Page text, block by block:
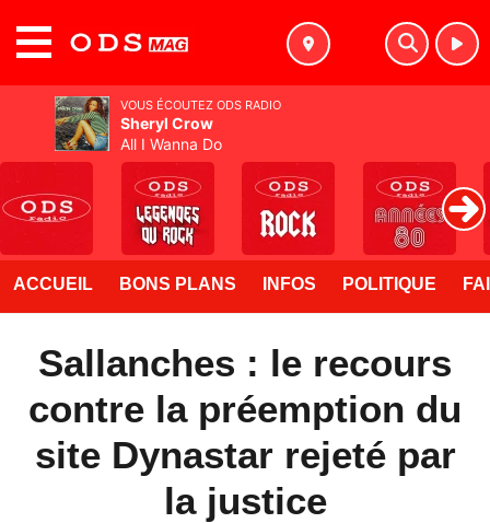
ACCUEIL BONS PLANS INFOS POLITIQUE
Sallanches : le recours
contre la préemption du
site Dynastar rejeté par
la justice
VOUS ÉCOUTEZ ODS RADIO
Sheryl Crow
All I Wanna Do